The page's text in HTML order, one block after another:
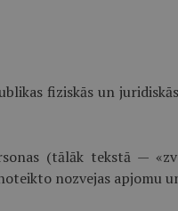
fiziskās un
(tālāk tekstā —
nozvejas apjomu